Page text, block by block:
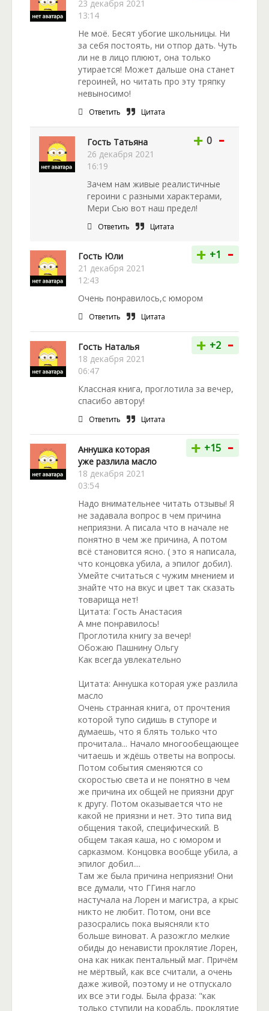
23 декабря 2021
13:14
Не моё. Бесят убогие школьницы. Ни
за себя постоять, ни отпор дать. Чуть
ли не в лицо плюют, она только
утирается! Может дальше она станет
героиней, но читать про эту тряпку
невыносимо!
Ответить Цитата
Гость Татьяна
26 декабря 2021
16:19
+ 0 -
Зачем нам живые реалистичные
героини с разными характерами,
Мери Сью вот наш предел!
Ответить Цитата
Гость Юли
21 декабря 2021
12:43
+ +1 -
Очень понравилось,с юмором
Ответить Цитата
Гость Наталья
18 декабря 2021
06:47
+ +2 -
Классная книга, проглотила за вечер,
спасибо автору!
Ответить Цитата
Аннушка которая
уже разлила масло
18 декабря 2021
03:54
+ +15 -
Надо внимательнее читать отзывы! Я
не задавала вопрос в чем причина
неприязни. А писала что в начале не
понятно в чем же причина, А потом
всё становится ясно. ( это я написала,
что концовка убила, а эпилог добил).
Умейте считаться с чужим мнением и
знайте что на вкус и цвет так сказать
товарища нет!
Цитата: Гость Анастасия
А мне понравилось!
Проглотила книгу за вечер!
Обожаю Пашнину Ольгу
Как всегда увлекательно
Цитата: Аннушка которая уже разлила
масло
Очень странная книга, от прочтения
которой тупо сидишь в ступоре и
думаешь, что я блять только что
прочитала... Начало многообещающее
читаешь и ждёшь ответы на вопросы.
Потом события сменяются со
скоростью света и не понятно в чем
же причина их общей не приязни друг
к другу. Потом оказывается что не
какой не приязни и нет. Это типа вид
общения такой, специфический. В
общем такая каша, но с юмором и
сарказмом. Концовка вообще убила, а
эпилог добил....
Там же была причина неприязни! Они
все думали, что ГГиня нагло
настучала на Лорен и магистра, а крыс
никто не любит. Потом, они все
разосрались пока выясняли кто
больше виноват. А разожгло мелкие
обиды до ненависти проклятие Лорен,
она как никак пентальный маг. Причём
не мёртвый, как все считали, а очень
даже живой, поэтому и не отпускало
их все эти годы. Была фраза: "как
только ступили на корабль, проклятие